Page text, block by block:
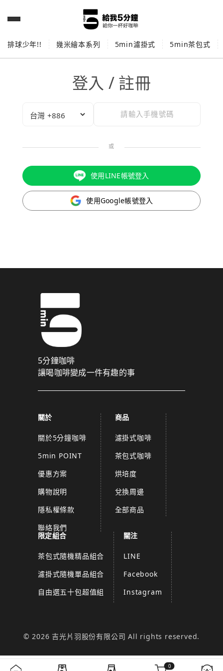
排球少年!! 幾米繪本系列 5min濾掛式 5min茶包式
登入 / 註冊
或
使用LINE帳號登入
使用Google帳號登入
5分鐘咖啡
讓喝咖啡變成一件有趣的事
關於
關於5分鐘咖啡
5min POINT
優惠方案
購物說明
隱私權條款
聯絡我們
商品
濾掛式咖啡
茶包式咖啡
烘培度
兌換周邊
全部商品
限定組合
茶包式隨機精品組合
濾掛式隨機單品組合
自由選五十包超值組
關注
LINE
Facebook
Instagram
© 2026 吉光片羽股份有限公司 All rights reserved.
0
取消
驗證碼已成功發送至您的手機門號！
為了維護您的權益，請於 10 分鐘內填寫認證碼。